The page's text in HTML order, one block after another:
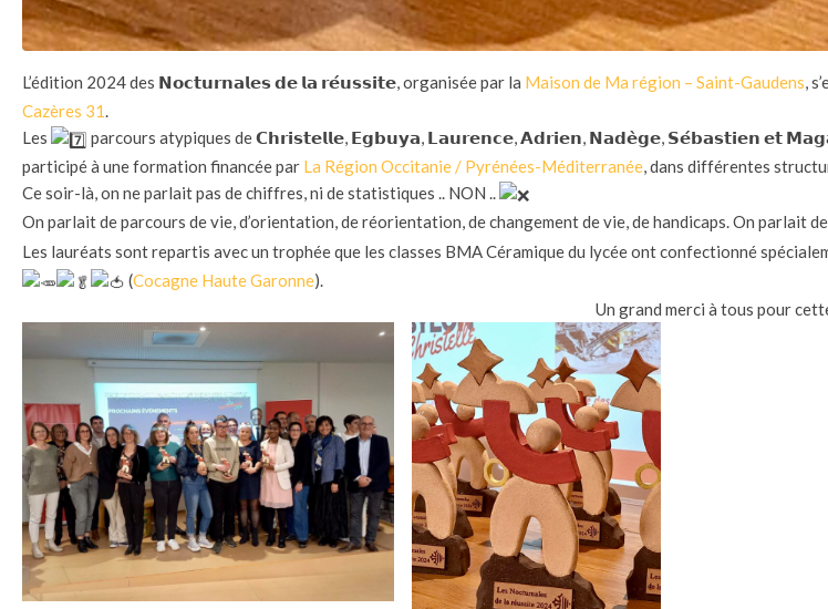
L’édition 2024 des 𝗡𝗼𝗰𝘁𝘂𝗿𝗻𝗮𝗹𝗲𝘀 𝗱𝗲 𝗹𝗮 𝗿𝗲́𝘂𝘀𝘀𝗶𝘁𝗲, organisée par la Maison de Ma région – Saint-Gaudens,
Cazères 31.
Les
parcours atypiques de 𝗖𝗵𝗿𝗶𝘀𝘁𝗲𝗹𝗹𝗲, 𝗘𝗴𝗯𝘂𝘆𝗮, 𝗟𝗮𝘂𝗿𝗲𝗻𝗰𝗲, 𝗔𝗱𝗿𝗶𝗲𝗻, 𝗡𝗮𝗱𝗲̀𝗴𝗲, 𝗦𝗲́𝗯𝗮𝘀𝘁𝗶𝗲𝗻 𝗲𝘁
participé à une formation financée par La Région Occitanie / Pyrénées-Méditerranée, dans différentes
Ce soir-là, on ne parlait pas de chiffres, ni de statistiques .. NON ..
On parlait de parcours de vie, d’orientation, de réorientation, de changement de vie, de handicaps. On parlait
Les lauréats sont repartis avec un trophée que les classes BMA Céramique du lycée ont confectionné
(Cocagne Haute Garonne).
Un grand merci à tous pour